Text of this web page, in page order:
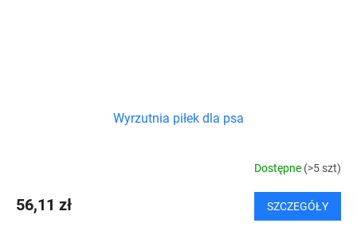
Wyrzutnia piłek dla psa
Dostępne (>5 szt)
56,11 zł SZCZEGÓŁY